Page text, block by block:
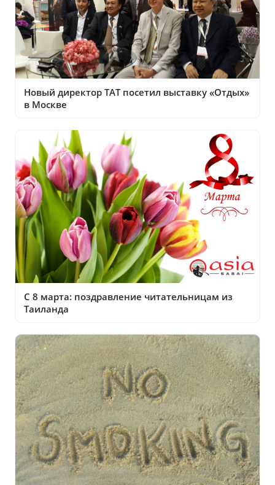
Новый директор ТАТ посетил выставку «Отдых»
в Москве
С 8 марта: поздравление читательницам из
Таиланда